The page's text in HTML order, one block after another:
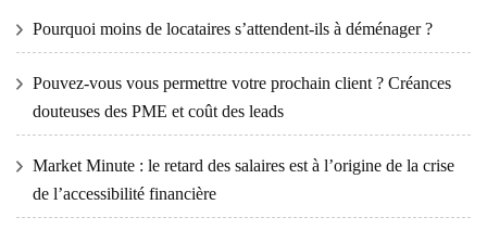
Pourquoi moins de locataires s’attendent-ils à déménager ?
Pouvez-vous vous permettre votre prochain client ? Créances
douteuses des PME et coût des leads
Market Minute : le retard des salaires est à l’origine de la crise
de l’accessibilité financière